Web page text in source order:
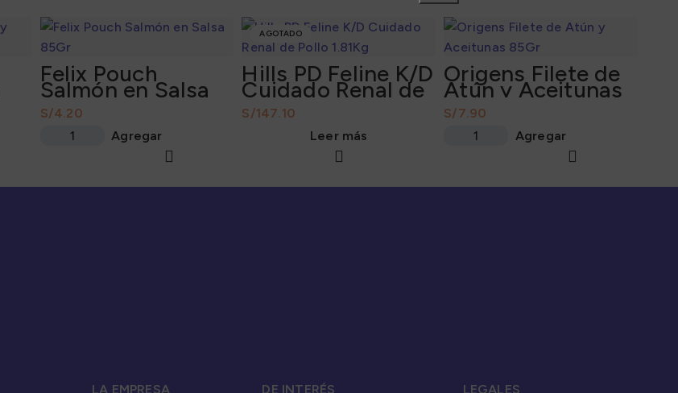
Felix Pouch
Salmón en Salsa
85Gr
S/
Agregar
AGOTADO
Hills PD Feline K/D
Cuidado Renal de
Pollo 1.81Kg
S/
Leer más
Origens Filete de
Atún y Aceitunas
85Gr
S/
Agregar
LA EMPRESA DE INTERÉS LEGALES